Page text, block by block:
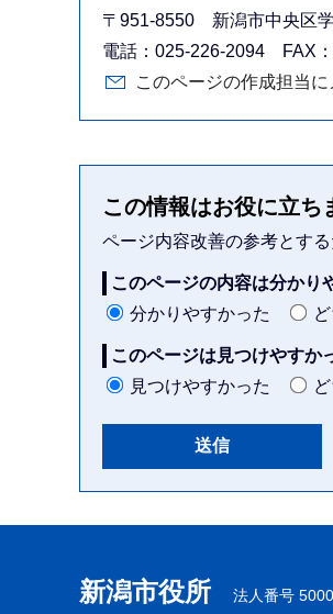
〒951-8550 新潟市中央区学
電話：025-226-2094 FAX
このページの作成担当
この情報はお役に立ち
ページ内容改善の参考とす
このページの内容は分かり
分かりやすかった
このページは見つけやすか
見つけやすかった
こ
新潟市役所 法人番号